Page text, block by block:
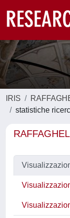
IRIS
statistiche